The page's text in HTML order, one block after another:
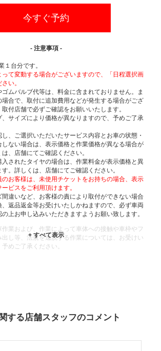
今すぐ予約
- 注意事項 -
１台分です。
て変動する場合がございますので、「日程選択画
い。
ムバルブ代等は、料金に含まれておりません。ま
合で、取付に追加費用などが発生する場合がござ
付店舗で必ずご確認をお願いいたします。
サイズにより価格が異なりますので、予めご了承
、ご選択いただいたサービス内容とお車の状態・
ない場合は、表示価格と作業価格が異なる場合が
、店舗にてご確認ください。
されたタイヤの場合は、作業料金が表示価格と異
。詳しくは、店舗にてご確認ください。
お客様は、未使用チケットをお持ちの場合、表示
ビスをご利用頂けます。
違いなど、お客様の責により取付ができない場合
、返品返金等お受けいたしかねますので、必ず車両
上お申し込みいただきますようお願い致します。
業および、作業によって車体への接触や車枠やフ
出し等、法規を逸脱する作業については、お受けい
めご了承ください。
する店舗スタッフのコメント